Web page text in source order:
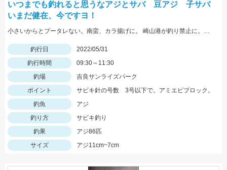
いつまでも釣れると思うなアジとサバ 豆アジ 子サバ
いまだ健在、今ですヨ！
小さいからとブータレない。南蛮、カラ揚げに。 崎山港が釣り禁止に。地元の漁師さんの言、最低限のマナーは守りましょう
釣行日
2022/05/31
釣行時間
09:30～11:30
釣場
吉良サンライズパーク
ポイント
サビキ針の号数 3号以下で。アミエビブロック。
釣魚
アジ
釣り方
サビキ釣り
釣果
アジ86匹
サイズ
アジ11cm~7cm